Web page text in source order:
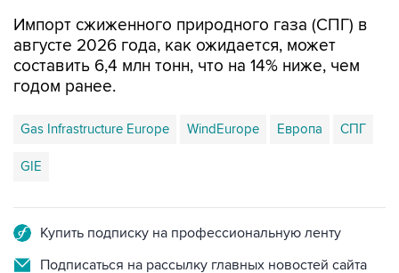
Импорт сжиженного природного газа (СПГ) в
августе 2026 года, как ожидается, может
составить 6,4 млн тонн, что на 14% ниже, чем
годом ранее.
Gas Infrastructure Europe WindEurope Европа СПГ
GIE
Купить подписку на профессиональную ленту
Подписаться на рассылку главных новостей сайта